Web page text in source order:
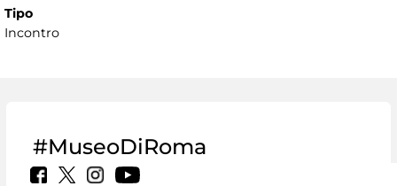
Tipo
Incontro
#MuseoDiRoma